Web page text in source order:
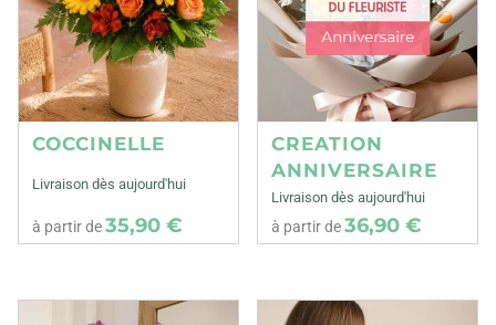
COCCINELLE
Livraison dès aujourd'hui
à partir de35,90 €
CREATION
ANNIVERSAIRE
Livraison dès aujourd'hui
à partir de36,90 €